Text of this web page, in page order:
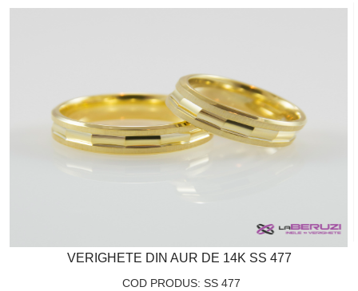
VERIGHETE DIN AUR DE 14K SS 477
COD PRODUS: SS 477